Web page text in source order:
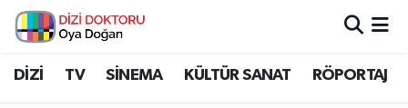
DİZİ TV SİNEMA KÜLTÜR SANAT RÖPORTAJ
İstanbul Nöbetçi Eczaneler